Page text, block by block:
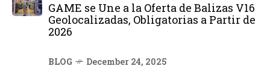
GAME se Une a la Oferta de Balizas V16
Geolocalizadas, Obligatorias a Partir de
2026
BLOG December 24, 2025